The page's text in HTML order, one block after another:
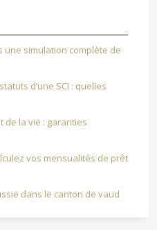
une simulation complète de
d’une SCI : quelles
de la vie : garanties
vos mensualités de prêt
dans le canton de vaud